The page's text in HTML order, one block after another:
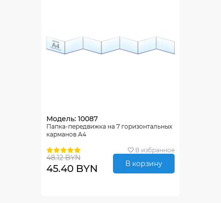
Модель: 10087
Папка-передвижка на 7 горизонтальных
карманов А4
В избранное
48.12 BYN
45.40 BYN В корзину